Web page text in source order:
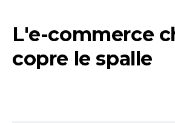
L'e-commerce
copre le spalle